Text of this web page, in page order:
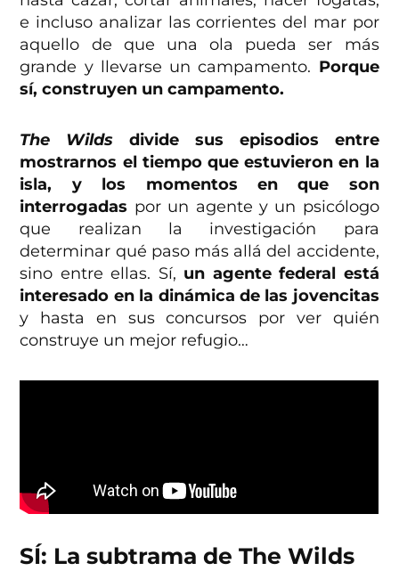
e incluso analizar las corrientes del mar por
aquello de que una ola pueda ser más
grande y llevarse un campamento. Porque
sí, construyen un campamento.
The Wilds divide sus episodios entre
mostrarnos el tiempo que estuvieron en la
isla, y los momentos en que son
interrogadas por un agente y un psicólogo
que realizan la investigación para
determinar qué paso más allá del accidente,
sino entre ellas. Sí, un agente federal está
interesado en la dinámica de las jovencitas
y hasta en sus concursos por ver quién
construye un mejor refugio…
SÍ: La subtrama de The Wilds